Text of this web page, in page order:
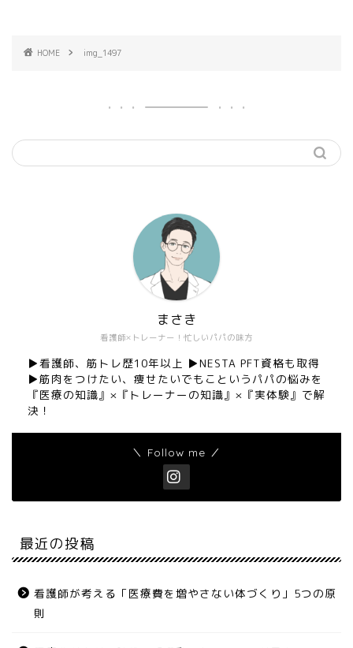
HOME img_1497
看護師×トレーナー！忙しいパパの味方
まさき
▶︎看護師、筋トレ歴10年以上 ▶︎NESTA PFT資格も取得
▶︎筋肉をつけたい、痩せたいでもこというパパの悩みを
『医療の知識』×『トレーナーの知識』×『実体験』で解
決！
＼ Follow me ／
最近の投稿
看護師が考える「医療費を増やさない体づくり」5つの原
則